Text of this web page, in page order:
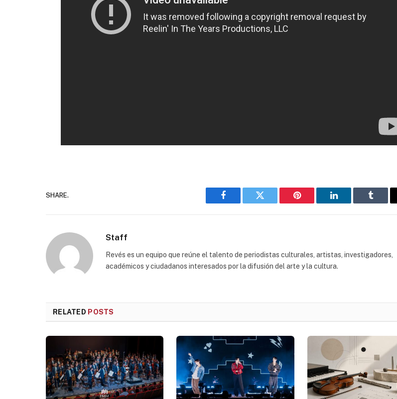
SHARE.
Facebook Twitter Pinterest LinkedIn Tumblr
Staff
Revés es un equipo que reúne el talento de periodistas culturales, artistas, investigadores,
académicos y ciudadanos interesados por la difusión del arte y la cultura.
RELATED POSTS